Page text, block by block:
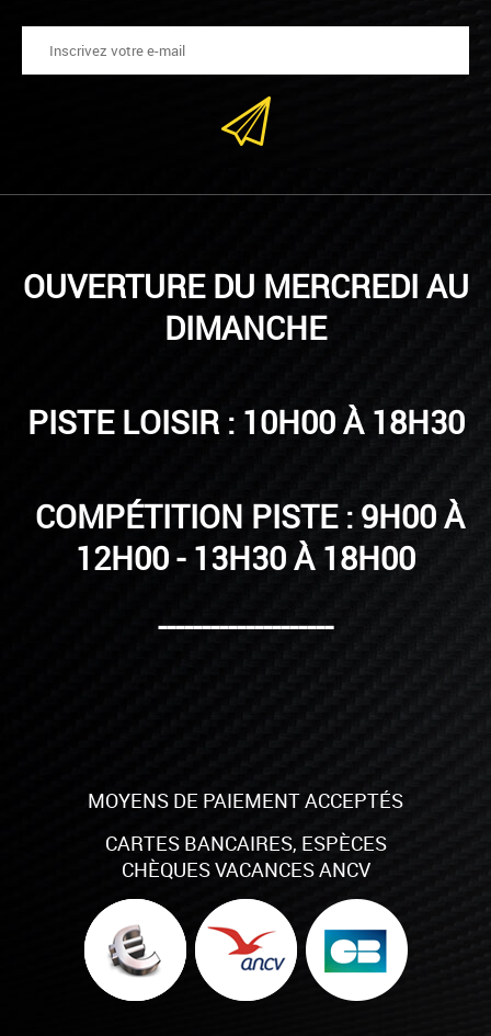
OUVERTURE DU MERCREDI AU
DIMANCHE
PISTE LOISIR : 10H00 À 18H30
COMPÉTITION PISTE : 9H00 À
12H00 - 13H30 À 18H00
--------------------
MOYENS DE PAIEMENT ACCEPTÉS
CARTES BANCAIRES, ESPÈCES
CHÈQUES VACANCES ANCV